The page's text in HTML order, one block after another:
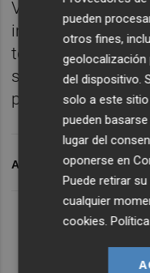
Venecia,
impuesto. "Hay
todo el mundo
supuesto ningún
portavoz adjunta.
ARCHIVADO EN CORTS
pueden
otros fines,
del dispositivo.
solo a este
pueden
lugar del
oponerse en
Puede retirar
cualquier
cookies.